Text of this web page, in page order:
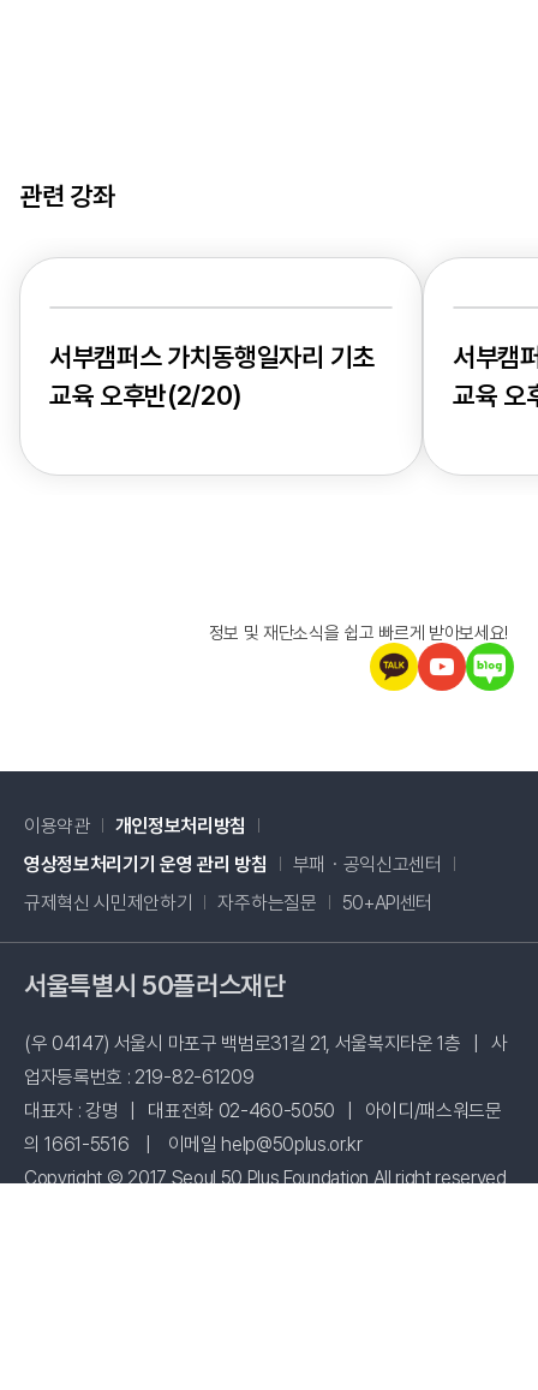
관련 강좌
서부캠퍼스 가치동행일자리 기초
교육 오후반(2/20)
서부캠
교육
정보 및 재단소식을 쉽고 빠르게 받아보세요!
이용약관
개인정보처리방침
영상정보처리기기 운영 관리 방침
부패・공익신고센터 새창 열림
규제혁신 시민제안하기 새창 열림
자주하는질문 50+API센터
서울특별시 50플러스재단
(우 04147) 서울시 마포구 백범로31길 21, 서울복지타운 1층
사
업자등록번호 : 219-82-61209
대표자 : 강명
대표전화 02-460-5050
아이디/패스워드문
의 1661-5516
이메일 help@50plus.or.kr
Copyright © 2017 Seoul 50 Plus Foundation All right reserved